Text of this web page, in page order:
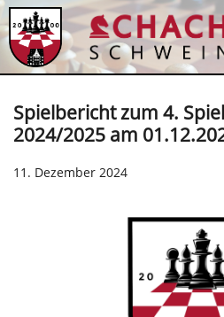
Zum
Inhalt
Spielbericht zum 4.
2024/2025 am
11. Dezember 2024